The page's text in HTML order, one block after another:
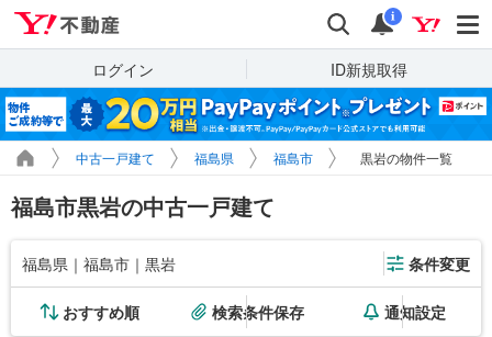
検索 通知
i
ログイン ID新規取得
中古一戸建て 福島県 福島市 黒岩の物件一覧
福島市黒岩の中古一戸建て
福島県｜福島市｜黒岩 条件変更
おすすめ順 検索条件保存 通知設定